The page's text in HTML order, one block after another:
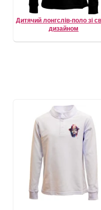
Дитячий лонгслів-поло зі
дизайном